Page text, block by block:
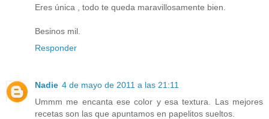
Eres única , todo te queda maravillosamente bien.
Besinos mil.
Responder
Nadie 4 de mayo de 2011 a las 21:11
Ummm me encanta ese color y esa textura. Las mejores
recetas son las que apuntamos en papelitos sueltos.